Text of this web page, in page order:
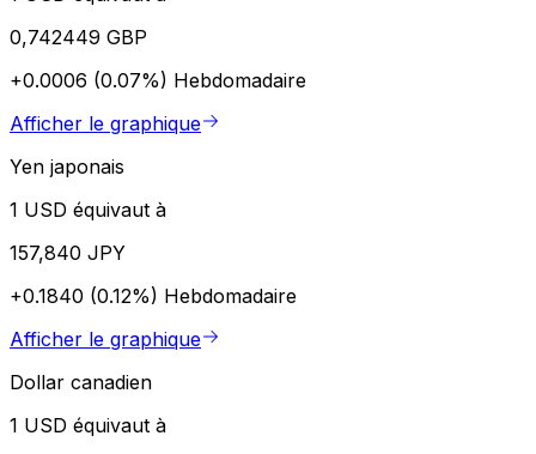
0,742449 GBP
+0.0006 (0.07%) Hebdomadaire
Afficher le graphique
Yen japonais
1 USD équivaut à
157,840 JPY
+0.1840 (0.12%) Hebdomadaire
Afficher le graphique
Dollar canadien
1 USD équivaut à